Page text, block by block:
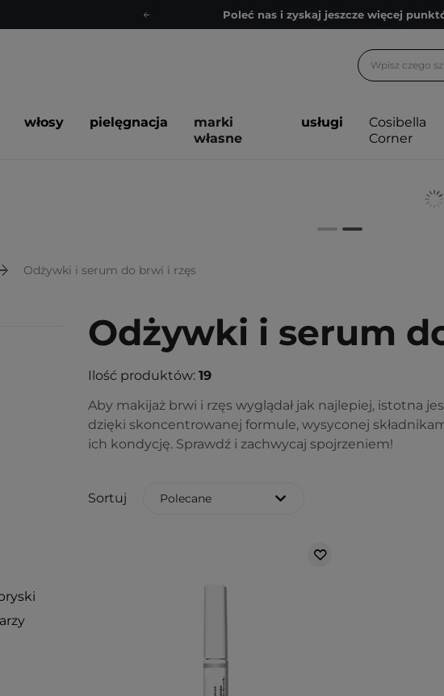
Poleć nas i zyskaj jeszcze więcej
Bezpłatne konsultacje
Poleć nas i zyskaj jeszcze więcej
włosy pielęgnacja
marki
własne
usługi
Cosibella
Corner
Odżywki i serum do brwi i rzęs
Odżywki i serum
Ilość produktów: 19
Aby makijaż brwi i rzęs wyglądał jak najlepiej, istotna
dzięki skoncentrowanej formule, wysyconej
ich kondycję. Sprawdź i zachwycaj spojrzeniem!
Sortuj Polecane